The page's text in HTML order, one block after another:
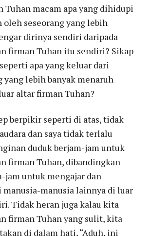
Tuhan macam apa yang dihidupi
oleh seseorang yang lebih
dirinya sendiri daripada
firman Tuhan itu sendiri? Sikap
apa yang keluar dari
yang lebih banyak menaruh
altar firman Tuhan?
berpikir seperti di atas, tidak
dan saya tidak terlalu
duduk berjam-jam untuk
firman Tuhan, dibandingkan
jam untuk mengajar dan
manusia-manusia lainnya di luar
Tidak heran juga kalau kita
firman Tuhan yang sulit, kita
di dalam hati, “Aduh, ini